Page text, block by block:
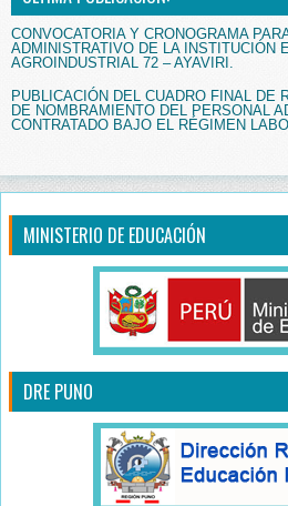
CONVOCATORIA Y CRONOGRAMA
ADMINISTRATIVO DE LA INSTITUCIÓN
AGROINDUSTRIAL 72 – AYAVIRI.
PUBLICACIÓN DEL CUADRO FINAL DE
DE NOMBRAMIENTO DEL PERSONAL
CONTRATADO BAJO EL RÉGIMEN
MINISTERIO DE EDUCACIÓN
DRE PUNO